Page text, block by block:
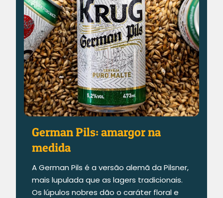
German Pils: amargor na
medida
A German Pils é a versão alemã da Pilsner,
mais lupulada que as lagers tradicionais.
Os lúpulos nobres dão o caráter floral e